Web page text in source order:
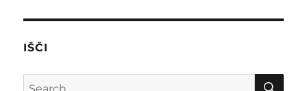
IŠČI
Search